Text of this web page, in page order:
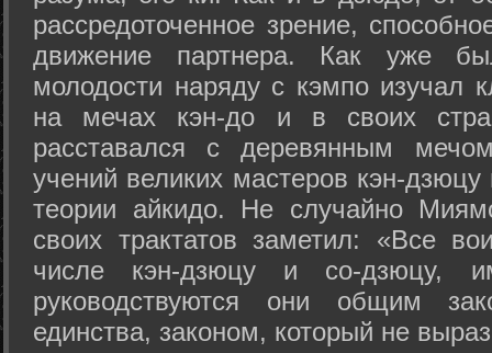
рассредоточенное зрение,
движение партнера. Как уже
молодости наряду с кэмпо изучал
на мечах кэн-до и в своих
расставался с деревянным
учений великих мастеров кэн-
теории айкидо. Не случайно
своих трактатов заметил: «Все
числе кэн-дзюцу и со-дзюцу,
руководствуются они общим
единства, законом, который не